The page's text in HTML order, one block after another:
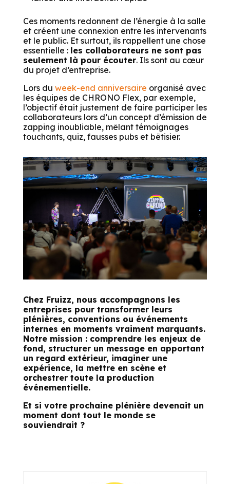
Ces moments redonnent de l’énergie à la salle
et créent une connexion entre les intervenants
et le public. Et surtout, ils rappellent une chose
essentielle : les collaborateurs ne sont pas
seulement là pour écouter. Ils sont au cœur
du projet d’entreprise.
Lors du week-end anniversaire organisé avec
les équipes de CHRONO Flex, par exemple,
l’objectif était justement de faire participer les
collaborateurs lors d’un concept d’émission de
zapping inoubliable, mêlant témoignages
touchants, quiz, fausses pubs et bêtisier.
Chez Fruizz, nous accompagnons les
entreprises pour transformer leurs
plénières, conventions ou événements
internes en moments vraiment marquants.
Notre mission : comprendre les enjeux de
fond, structurer un message en apportant
un regard extérieur, imaginer une
expérience, la mettre en scène et
orchestrer toute la production
événementielle.
Et si votre prochaine plénière devenait un
moment dont tout le monde se
souviendrait ?